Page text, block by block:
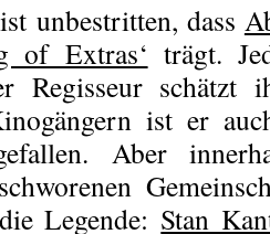
unbestritten, dass
of Extras‘ trägt.
Regisseur schätzt
ist er
Aber
Legende: Stan